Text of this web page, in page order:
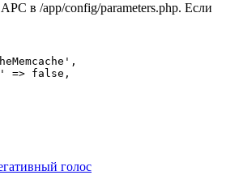
в /app/config/parameters.php. Если
=> false,
голос